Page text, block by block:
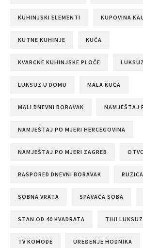
KUHINJSKI ELEMENTI KUPOVINA
KUTNE KUHINJE KUĆA
KVARCNE KUHINJSKE PLOČE
LUKSUZ U DOMU MALA KUĆA
MALI DNEVNI BORAVAK NAMJEŠTAJ
NAMJEŠTAJ PO MJERI HERCEGOVINA
NAMJEŠTAJ PO MJERI ZAGREB
RASPORED DNEVNI BORAVAK
SOBNA VRATA SPAVAĆA SOBA
STAN OD 40 KVADRATA TIHI
TV KOMODE UREĐENJE HODNIKA